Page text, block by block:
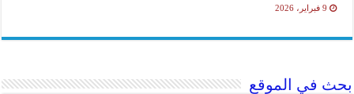
9 فبراير، 2026
بحث في الموقع